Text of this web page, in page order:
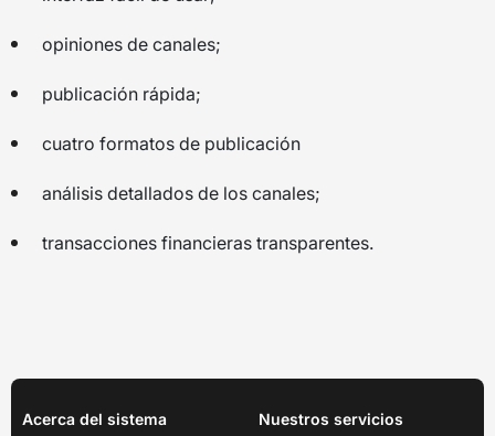
opiniones de canales;
publicación rápida;
cuatro formatos de publicación
análisis detallados de los canales;
transacciones financieras transparentes.
Acerca del sistema Nuestros servicios